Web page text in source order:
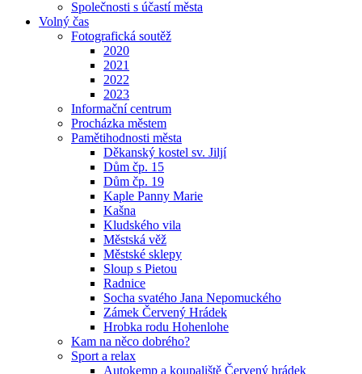
Společnosti s účastí města
Volný čas
Fotografická soutěž
2020
2021
2022
2023
Informační centrum
Procházka městem
Pamětihodnosti města
Děkanský kostel sv. Jiljí
Dům čp. 15
Dům čp. 19
Kaple Panny Marie
Kašna
Kludského vila
Městská věž
Městské sklepy
Sloup s Pietou
Radnice
Socha svatého Jana Nepomuckého
Zámek Červený Hrádek
Hrobka rodu Hohenlohe
Kam na něco dobrého?
Sport a relax
Autokemp a koupaliště Červený hrádek